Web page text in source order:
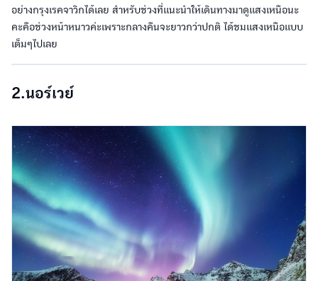
อย่างกรุงเรคจาวิกได้เลย สำหรับช่วงที่แนะนำให้เดินทางมาดูแสงเหนือนะ
คะคือช่วงหน้าหนาวค่ะเพราะกลางคืนจะยาวกว่าปกติ ได้ชมแสงเหนือแบบ
เต็มๆไปเลย
2.นอร์เวย์